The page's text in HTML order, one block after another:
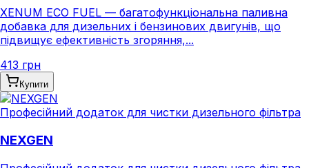
XENUM ECO FUEL — багатофункціональна паливна
добавка для дизельних і бензинових двигунів, що
підвищує ефективність згоряння,...
413 грн
Купити
Професійний додаток для чистки дизельного фільтра
NEXGEN